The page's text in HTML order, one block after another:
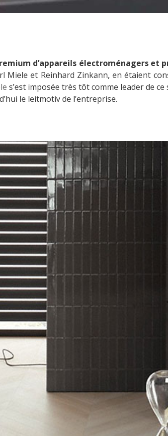
d’appareils électroménagers et
Miele et Reinhard Zinkann, en étaient
s’est imposée très tôt comme leader de
le leitmotiv de l’entreprise.